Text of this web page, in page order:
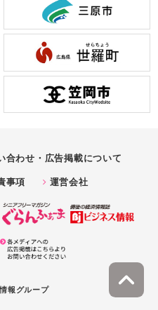
合わせ・広告掲載について
事項 運営会社
報グループ